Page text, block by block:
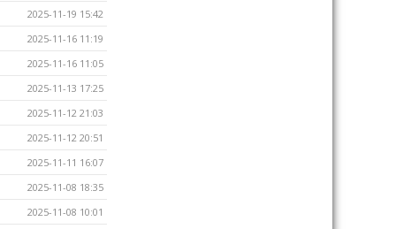
2025-11-19 15:42
2025-11-16 11:19
2025-11-16 11:05
2025-11-13 17:25
2025-11-12 21:03
2025-11-12 20:51
2025-11-11 16:07
2025-11-08 18:35
2025-11-08 10:01